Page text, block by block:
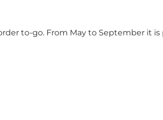
to-go. From May to September it